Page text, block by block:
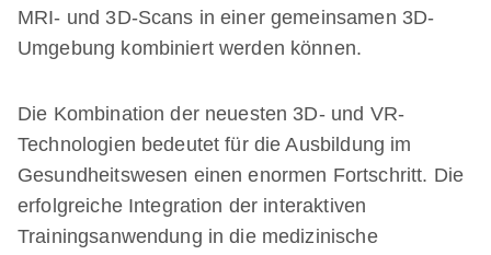
MRI- und 3D-Scans in einer gemeinsamen 3D-
Umgebung kombiniert werden können.
Die Kombination der neuesten 3D- und VR-
Technologien bedeutet für die Ausbildung im
Gesundheitswesen einen enormen Fortschritt. Die
erfolgreiche Integration der interaktiven
Trainingsanwendung in die medizinische